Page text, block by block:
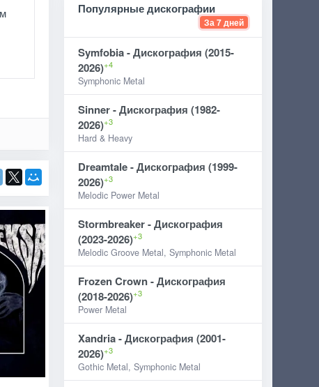
Популярные дискографии
За 7 дней
Symfobia - Дискография (2015-
2026)+4
Symphonic Metal
Sinner - Дискография (1982-
2026)+3
Hard & Heavy
Dreamtale - Дискография (1999-
2026)+3
Melodic Power Metal
Stormbreaker - Дискография
(2023-2026)+3
Melodic Groove Metal, Symphonic Metal
Frozen Crown - Дискография
(2018-2026)+3
Power Metal
Xandria - Дискография (2001-
2026)+3
Gothic Metal, Symphonic Metal